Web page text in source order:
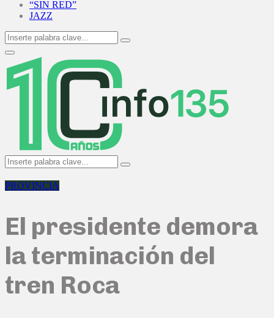
“SIN RED”
JAZZ
Search
for:
Search
Primary
Menu
Search
for:
Search
PROVINCIA
El presidente demora
la terminación del
tren Roca